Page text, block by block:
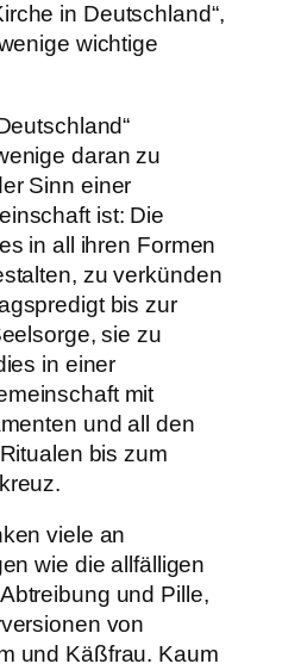
in Deutschland“,
wichtige
daran zu
Sinn einer
ist: Die
in all ihren Formen
zu verkünden
bis zur
sie zu
in einer
mit
und all den
bis zum
viele an
wie die allfälligen
und Pille,
von
und Käßfrau. Kaum